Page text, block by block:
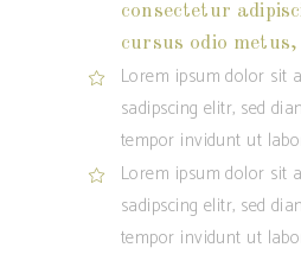
consectetur
cursus odio
Lorem ipsum dolor sit
sadipscing elitr, sed
tempor invidunt ut
Lorem ipsum dolor sit
sadipscing elitr, sed
tempor invidunt ut